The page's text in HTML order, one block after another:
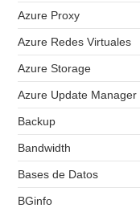
Azure Proxy
Azure Redes Virtuales
Azure Storage
Azure Update Manager
Backup
Bandwidth
Bases de Datos
BGinfo